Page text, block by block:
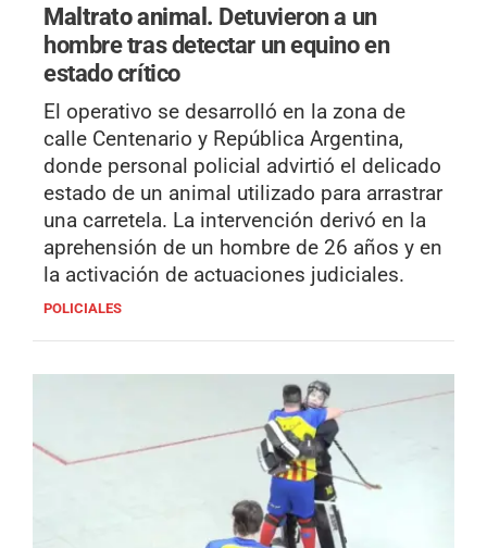
Maltrato animal. Detuvieron a un
hombre tras detectar un equino en
estado crítico
El operativo se desarrolló en la zona de
calle Centenario y República Argentina,
donde personal policial advirtió el delicado
estado de un animal utilizado para arrastrar
una carretela. La intervención derivó en la
aprehensión de un hombre de 26 años y en
la activación de actuaciones judiciales.
POLICIALES